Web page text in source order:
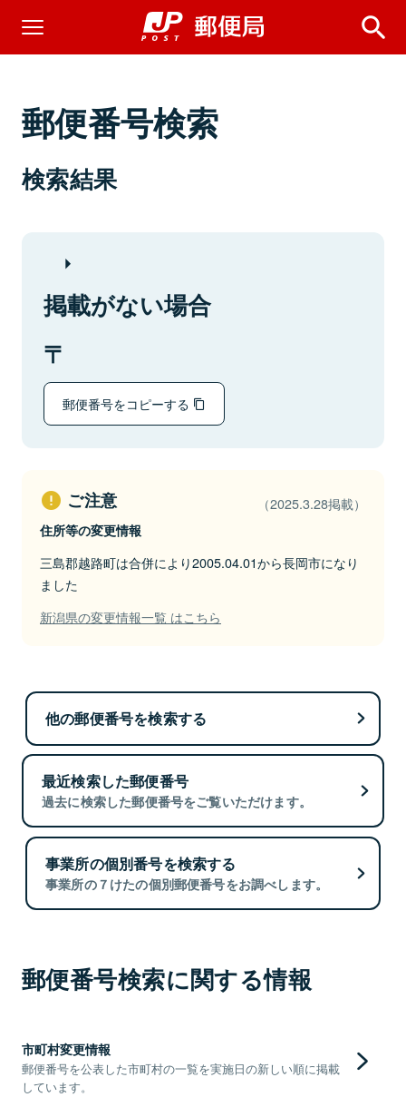
郵便番号検索
検索結果
掲載がない場合
郵便番号をコピーする
ご注意 （2025.3.28掲載）
住所等の変更情報
三島郡越路町は合併により2005.04.01から長岡市になり
ました
新潟県の変更情報一覧 はこちら
他の郵便番号を検索する
最近検索した郵便番号
過去に検索した郵便番号をご覧いただけます。
事業所の個別番号を検索する
事業所の７けたの個別郵便番号をお調べします。
郵便番号検索に関する情報
市町村変更情報
郵便番号を公表した市町村の一覧を実施日の新しい順に掲載
しています。